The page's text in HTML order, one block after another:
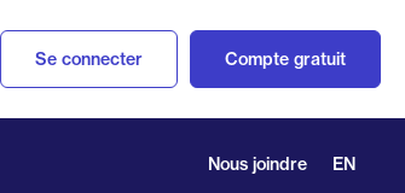
Se connecter Compte gratuit
Nous joindre EN